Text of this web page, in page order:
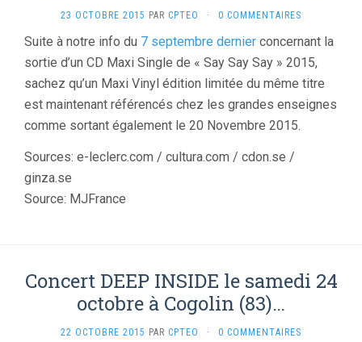
23 OCTOBRE 2015 PAR CPTEO · 0 COMMENTAIRES
Suite à notre info du 7 septembre dernier concernant la
sortie d’un CD Maxi Single de « Say Say Say » 2015,
sachez qu’un Maxi Vinyl édition limitée du même titre
est maintenant référencés chez les grandes enseignes
comme sortant également le 20 Novembre 2015.
Sources: e-leclerc.com / cultura.com / cdon.se /
ginza.se
Source: MJFrance
Concert DEEP INSIDE le samedi 24
octobre à Cogolin (83)…
22 OCTOBRE 2015 PAR CPTEO · 0 COMMENTAIRES